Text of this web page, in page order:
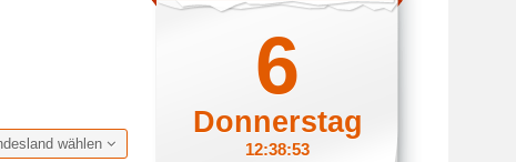
wählen
6
Donnerstag
12:38:54